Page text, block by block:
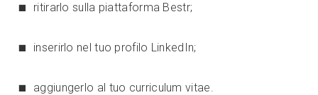
ritirarlo sulla piattaforma Bestr;
inserirlo nel tuo profilo LinkedIn;
aggiungerlo al tuo curriculum vitae.